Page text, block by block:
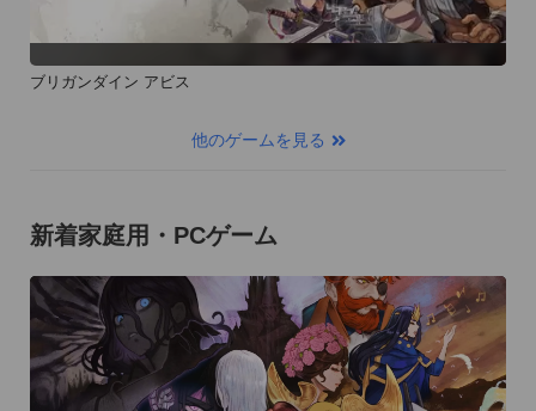
ブリガンダイン アビス
他のゲームを見る
新着家庭用・PCゲーム